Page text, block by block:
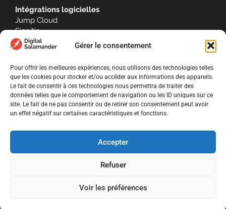
Gérer le consentement
Pour offrir les meilleures expériences, nous utilisons des technologies telles
que les cookies pour stocker et/ou accéder aux informations des appareils.
Le fait de consentir à ces technologies nous permettra de traiter des
données telles que le comportement de navigation ou les ID uniques sur ce
site. Le fait de ne pas consentir ou de retirer son consentement peut avoir
un effet négatif sur certaines caractéristiques et fonctions.
Accepter
Refuser
Voir les préférences
Intégrations logicielles
Jump Cloud
Signitic
À propos
Blog
Conditions Générale de Ventes